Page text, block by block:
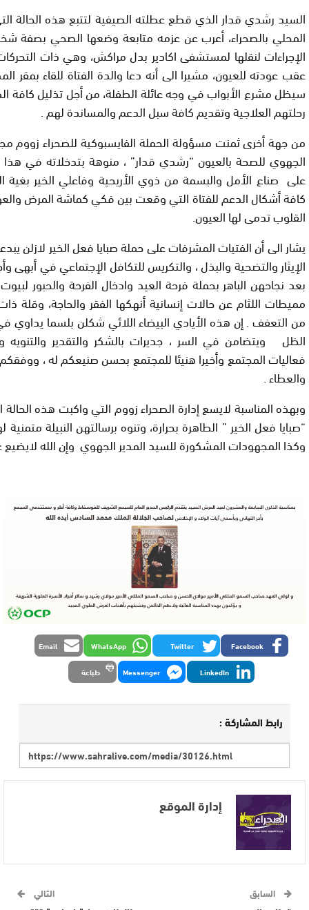
السيد رشدي قدار الذي قطع عطلته الصيفية لتتبع هذه الحالة
المحلي بالصحراء، أعرب عن عزمه متابعة وضعها الصحي بصفة
الإجراءات لنقلها لمستشفى اكادير بدل مراكش، وهي ذات
عقب عودته للعيون، مشيرا الى أنه دعا والدة الفتاة للقاء بمقر
سيظل مشرع الأبواب في وجه عائلة الطفلة، من أجل تذليل كافة
رحلتهم العلاجية وتقديم كافة سبل الدعم والمساندة لهم .
من جهة أخرى ثمنت مسؤولة الحملة الفايسبوكية للصحراء زووم
الجهوي للصحة بالعيون “رشدي قدار” ، منوهة بتدخلاته في هذا
على صناع الأمل والبسمة من ذوي الأريحية وفاعلي الخير بغية
كافة أشكال الدعم للفتاة التي وقعت بين فكي كماشة المرض
القلوب تدمى لها العيون.
يشار الى أن الفتيات المشرفات على حملة صبايا فعل الخير لازلن
الإيثار والتضحية والبذل ، والتكريس للتكافل الإجتماعي في أبهى
بعد نجاحهن الباهر بحملة فرحة العيد وادخال الفرحة والحبور
مميطات اللثام عن حالات إنسانية أنهكها الفقر والحاجة، وقلة
من التعفف . إن هذه الأيادي البيضاء اللائي شكلن بلسما
الظل ويتضامن في السر ، جديرات بالشكر والتقدير
فعاليات المجتمع وأخيرا هنيئا للمجتمع بحسن صنيعكم له ، ووفقكم
والعطاء .
وبهذه المناسبة لايسع إدارة الصحراء زووم التي واكبت هذه
“صبايا فعل الخير ” الطاهرة بحرارة، وتنوه برسالتهن النبيلة
وكذا المجهودات المشكورة للسيد المدير الجهوي وإن الله
Facebook
Twitter
WhatsApp
Email
LinkedIn
Messenger طباعة
رابط المشاركة :
إدارة الموقع
السابق التالي